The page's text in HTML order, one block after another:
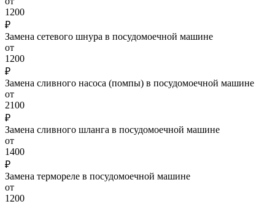
1200
₽
Замена сетевого шнура в посудомоечной машине
от
1200
₽
Замена сливного насоса (помпы) в посудомоечной машине
от
2100
₽
Замена сливного шланга в посудомоечной машине
от
1400
₽
Замена термореле в посудомоечной машине
от
1200